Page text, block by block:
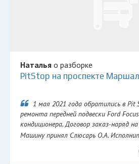
Наталья о разборке
PitStop на проспекте
1 мая 2021 года обратились в Pit
ремонта передней подвески Ford
кондиционера. Договор заказ-наряд
Машину принял Слюсарь О.А.